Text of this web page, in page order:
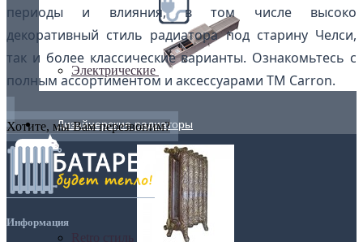
Электрические
Дизайнерские радиаторы
периоды и влияния, в том числе высоко
декоративный стиль радиатора под старину Челси,
так и более классические варианты. Ознакомьтесь с
полным ассортиментом и аксессуарами ТМ Carron.
Хотите, мы Вам перезвоним?
Информация